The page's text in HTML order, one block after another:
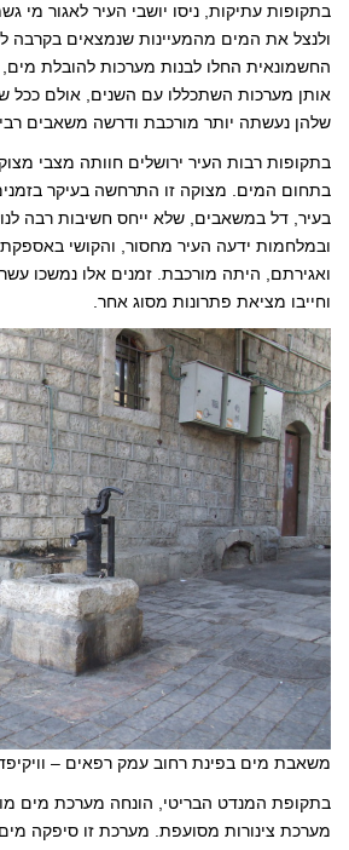
בתקופות עתיקות, ניסו יושבי העיר לאגור מי
ולנצל את המים מהמעיינות שנמצאים בקרבה
החשמונאית החלו לבנות מערכות להובלת
אותן מערכות השתכללו עם השנים, אולם
שלהן נעשתה יותר מורכבת ודרשה משאבים
בתקופות רבות העיר ירושלים חוותה מצבי
בתחום המים. מצוקה זו התרחשה בעיקר
בעיר, דל במשאבים, שלא ייחס חשיבות רבה
ובמלחמות ידעה העיר מחסור, והקושי
ואגירתם, היתה מורכבת. זמנים אלו נמשכו
וחייבו מציאת פתרונות מסוג אחר.
משאבת מים בפינת רחוב עמק רפאים –
בתקופת המנדט הבריטי, הונחה מערכת מים
מערכת צינורות מסועפת. מערכת זו סיפקה מים